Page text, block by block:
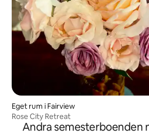
Eget rum i Fairview
Rose City Retreat
Andra semesterboenden